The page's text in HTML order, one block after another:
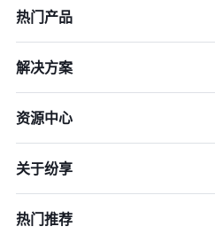
热门产品
解决方案
资源中心
关于纷享
热门推荐